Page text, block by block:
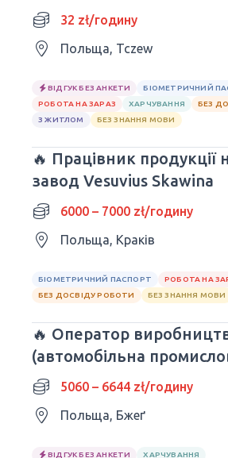
32 zł/годину
Польща, Tczew
ВІДГУК БЕЗ АНКЕТИ
БІОМЕТРИЧНИЙ
РОБОТА НА ЗАРАЗ
ХАРЧУВАННЯ
БЕЗ
З ЖИТЛОМ
БЕЗ ЗНАННЯ МОВИ
🔥 Працівник продукції
завод Vesuvius Skawina
6000 – 7000 zł/годину
Польща, Краків
БІОМЕТРИЧНИЙ ПАСПОРТ РОБОТА НА
БЕЗ ДОСВІДУ РОБОТИ
БЕЗ ЗНАННЯ МОВИ
🔥 Оператор
(автомобільна
5060 – 6644 zł/годину
Польща, Бжеґ
ВІДГУК БЕЗ АНКЕТИ ХАРЧУВАННЯ